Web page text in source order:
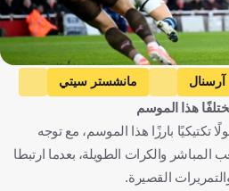
آرسنال
مانشستر سيتي
كرة قدم
هذا الموسم
تكتيكيًا بارزًا هذا الموسم، مع توجه
والكرات الطويلة، بعدما ارتبطا
القصيرة.